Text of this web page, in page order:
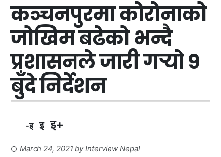
कञ्चनपुरमा कोरोनाको
जोखिम बढेको भन्दै
प्रशासनले जारी गर्‍यो ९
बुँदे निर्देशन
-इ इ इ+
March 24, 2021 byInterview Nepal